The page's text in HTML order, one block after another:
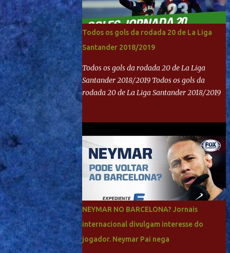
Todos os gols da rodada 20 de La Liga
Santander 2018/2019
Todos os gols da rodada 20 de La Liga
Santander 2018/2019 Todos os gols da
rodada 20 de La Liga Santander 2018/2019
NEYMAR NO BARCELONA? Jornais
internacional divulgam interesse do
jogador. Neymar Pai nega